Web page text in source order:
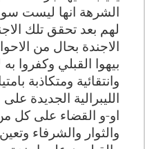
الشرهة انها ليست
لهم بعد تحقق تلك
الاجندة بحال من
بيهوا القبلي وكفروا
الليبرالية الجديدة
او-و القضاء على كل
والثوار والشرفاء